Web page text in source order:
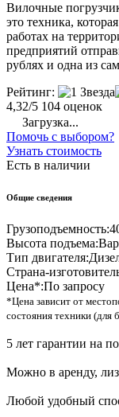
Вилочные
это техника,
работах на
предприятий
рублях и одна из
Рейтинг:
4,32/5 104 оценок
Загрузка...
Помочь с выбором?
Узнать стоимость
Есть в наличии
Общие сведения
Грузоподъемность:
Высота подъема:
Тип двигателя:
Страна-
Цена*:По запросу
*Цена зависит от
состояния техники (для
5 лет гарантии на
Можно в аренду,
Любой удобный